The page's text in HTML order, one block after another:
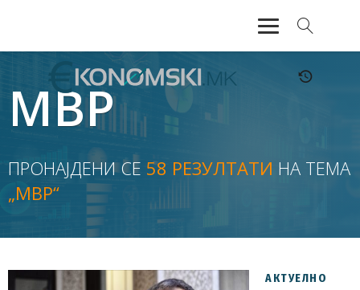
АКТУЕЛНО
ЕКОНОМИЈА
ФИНАНСИИ
БАНКАРСТВО
ЖИВОТ
МОЗАИК
МВР
ПРОНАЈДЕНИ СЕ 58 РЕЗУЛТАТИ НА ТЕМА
„МВР“
АКТУЕЛНО